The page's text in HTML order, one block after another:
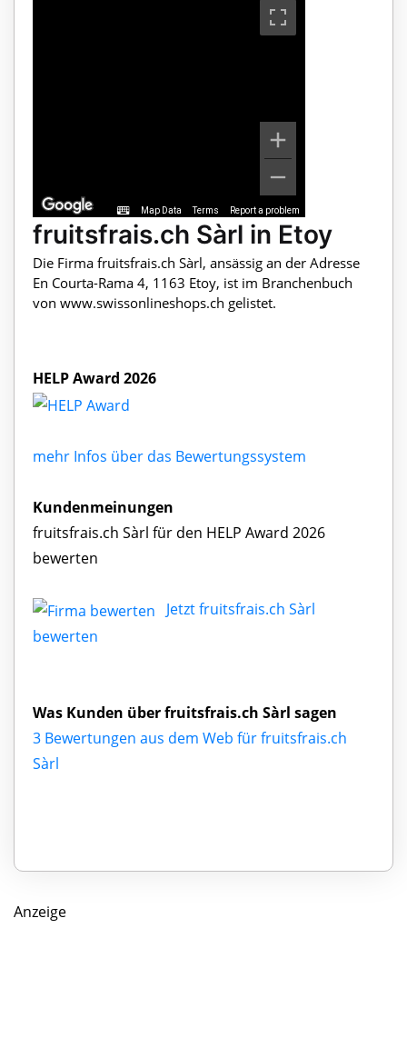
Map Data Terms Report a problem
fruitsfrais.ch Sàrl in Etoy
Die Firma fruitsfrais.ch Sàrl, ansässig an der Adresse
En Courta-Rama 4, 1163 Etoy, ist im Branchenbuch
von www.swissonlineshops.ch gelistet.
HELP Award 2026
mehr Infos über das Bewertungssystem
Kundenmeinungen
fruitsfrais.ch Sàrl für den HELP Award 2026
bewerten
Jetzt fruitsfrais.ch Sàrl
bewerten
Was Kunden über fruitsfrais.ch Sàrl sagen
3 Bewertungen aus dem Web für fruitsfrais.ch
Sàrl
Anzeige